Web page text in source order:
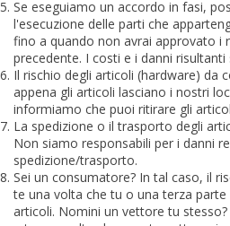
Se eseguiamo un accordo in fasi,
l'esecuzione delle parti che
fino a quando non avrai approvato i
precedente. I costi e i danni
Il rischio degli articoli (hardware) da
appena gli articoli lasciano i nostri
informiamo che puoi ritirare gli
La spedizione o il trasporto degli
Non siamo responsabili per i danni
spedizione/trasporto.
Sei un consumatore? In tal caso, il
te una volta che tu o una terza
articoli. Nomini un vettore tu